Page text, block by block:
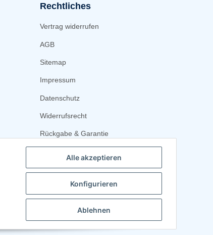
Rechtliches
Vertrag widerrufen
AGB
Sitemap
Impressum
Datenschutz
Widerrufsrecht
Rückgabe & Garantie
Alle akzeptieren
Konfigurieren
Ablehnen